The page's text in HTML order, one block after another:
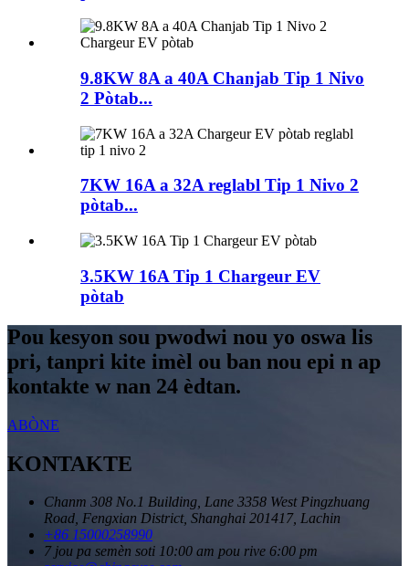
9.8KW 8A a 40A Chanjab Tip 1 Nivo
2 Pòtab...
7KW 16A a 32A reglabl Tip 1 Nivo 2
pòtab...
3.5KW 16A Tip 1 Chargeur EV
pòtab
Pou kesyon sou pwodwi nou yo oswa lis
pri, tanpri kite imèl ou ban nou epi n ap
kontakte w nan 24 èdtan.
ABÒNE
KONTAKTE
Chanm 308 No.1 Building, Lane 3358 West Pingzhuang
Road, Fengxian District, Shanghai 201417, Lachin
+86 15000258990
7 jou pa semèn soti 10:00 am pou rive 6:00 pm